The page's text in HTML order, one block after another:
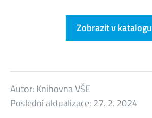
Zobrazit v katalogu
Autor: Knihovna VŠE
Poslední aktualizace: 27. 2. 2024